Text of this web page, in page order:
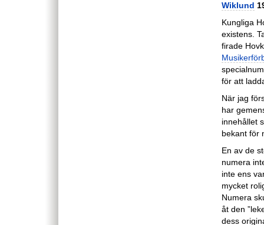
Wiklund
Kungliga
existens.
firade
för att
När jag
har
innehållet
bekant för
En av de
numera
inte ens
mycket
Numera
åt den
dess